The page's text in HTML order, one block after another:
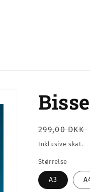
Normalpris
299,00 DKK
Inklusive skat.
Størrelse
A3